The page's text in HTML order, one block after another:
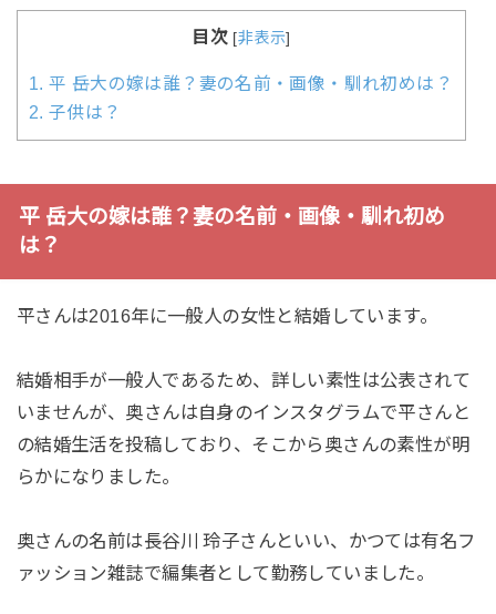
目次 [非表示]
1. 平 岳大の嫁は誰？妻の名前・画像・馴れ初めは？
2. 子供は？
平 岳大の嫁は誰？妻の名前・画像・馴れ初め
は？
平さんは2016年に一般人の女性と結婚しています。
結婚相手が一般人であるため、詳しい素性は公表されて
いませんが、奥さんは自身のインスタグラムで平さんと
の結婚生活を投稿しており、そこから奥さんの素性が明
らかになりました。
奥さんの名前は長谷川 玲子さんといい、かつては有名フ
ァッション雑誌で編集者として勤務していました。